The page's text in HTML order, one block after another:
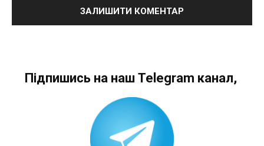
Підпишись на наш Telegram канал,